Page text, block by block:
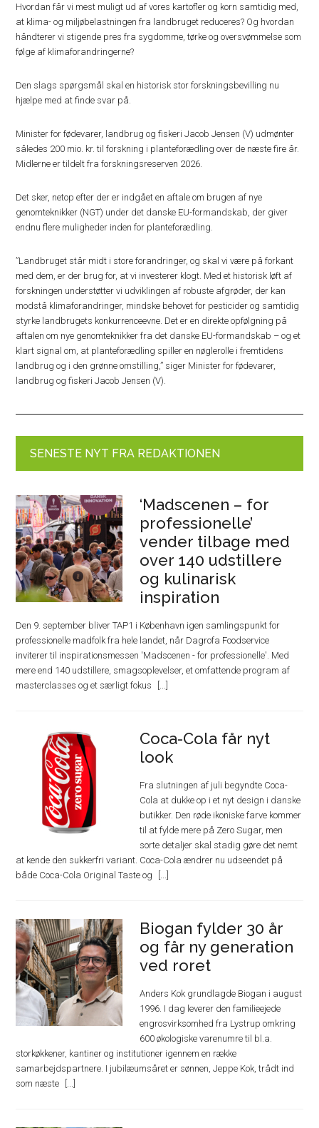
Hvordan får vi mest muligt ud af vores kartofler og korn samtidig med,
at klima- og miljøbelastningen fra landbruget reduceres? Og hvordan
håndterer vi stigende pres fra sygdomme, tørke og oversvømmelse som
følge af klimaforandringerne?
Den slags spørgsmål skal en historisk stor forskningsbevilling nu
hjælpe med at finde svar på.
Minister for fødevarer, landbrug og fiskeri Jacob Jensen (V) udmønter
således 200 mio. kr. til forskning i planteforædling over de næste fire år.
Midlerne er tildelt fra forskningsreserven 2026.
Det sker, netop efter der er indgået en aftale om brugen af nye
genomteknikker (NGT) under det danske EU-formandskab, der giver
endnu flere muligheder inden for planteforædling.
”Landbruget står midt i store forandringer, og skal vi være på forkant
med dem, er der brug for, at vi investerer klogt. Med et historisk løft af
forskningen understøtter vi udviklingen af robuste afgrøder, der kan
modstå klimaforandringer, mindske behovet for pesticider og samtidig
styrke landbrugets konkurrenceevne. Det er en direkte opfølgning på
aftalen om nye genomteknikker fra det danske EU-formandskab – og et
klart signal om, at planteforædling spiller en nøglerolle i fremtidens
landbrug og i den grønne omstilling,” siger Minister for fødevarer,
landbrug og fiskeri Jacob Jensen (V).
SENESTE NYT FRA REDAKTIONEN
‘Madscenen – for
professionelle’
vender tilbage med
over 140 udstillere
og kulinarisk
inspiration
Den 9. september bliver TAP1 i København igen samlingspunkt for
professionelle madfolk fra hele landet, når Dagrofa Foodservice
inviterer til inspirationsmessen 'Madscenen - for professionelle'. Med
mere end 140 udstillere, smagsoplevelser, et omfattende program af
masterclasses og et særligt fokus
Coca-Cola får nyt
look
Fra slutningen af juli begyndte Coca-
Cola at dukke op i et nyt design i danske
butikker. Den røde ikoniske farve kommer
til at fylde mere på Zero Sugar, men
sorte detaljer skal stadig gøre det nemt
at kende den sukkerfri variant. Coca-Cola ændrer nu udseendet på
både Coca-Cola Original Taste og
Biogan fylder 30 år
og får ny generation
ved roret
Anders Kok grundlagde Biogan i august
1996. I dag leverer den familieejede
engrosvirksomhed fra Lystrup omkring
600 økologiske varenumre til bl.a.
storkøkkener, kantiner og institutioner igennem en række
samarbejdspartnere. I jubilæumsåret er sønnen, Jeppe Kok, trådt ind
som næste